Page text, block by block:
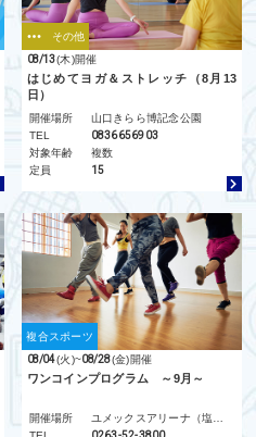
その他
08/13(木)開催
はじめてヨガ＆ストレッチ（8月13
日）
開催場所
山口きらら博記念公園
TEL
0836656903
対象年齢
複数
定員
15
複合スポーツ
08/04(火)~08/28(金)開催
ワンコインプログラム ～9月～
開催場所